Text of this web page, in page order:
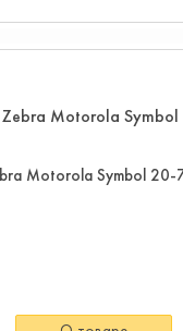
Motorola Symbol 20-